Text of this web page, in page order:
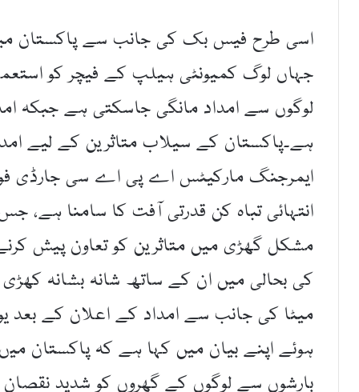
اسی طرح فیس بک کی جانب سے پاکستان
جہاں لوگ کمیونٹی ہیلپ کے فیچر کو
لوگوں سے امداد مانگی جاسکتی ہے جبکہ
ہے۔پاکستان کے سیلاب متاثرین کے لیے
ایمرجنگ مارکیٹس اے پی اے سی جارڈی
انتہائی تباہ کن قدرتی آفت کا سامنا ہے،
مشکل گھڑی میں متاثرین کو تعاون پیش
کی بحالی میں ان کے ساتھ شانہ بشانہ
میٹا کی جانب سے امداد کے اعلان کے بعد
ہوئے اپنے بیان میں کہا ہے کہ پاکستان
بارشوں سے لوگوں کے گھروں کو شدید نقصان